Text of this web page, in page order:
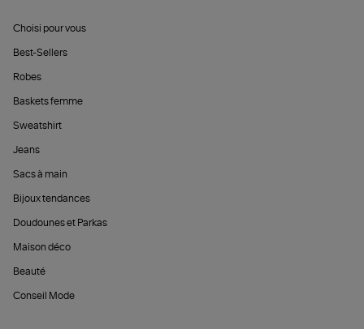
Choisi pour vous
Best-Sellers
Robes
Baskets femme
Sweatshirt
Jeans
Sacs à main
Bijoux tendances
Doudounes et Parkas
Maison déco
Beauté
Conseil Mode